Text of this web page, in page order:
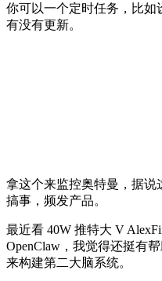
你可以一个定时任务，比如
有没有更新。
拿这个来监控奥特曼，据说
搞事，频发产品。
最近看 40W 推特大 V
OpenClaw，我觉得还挺有
来构建第二大脑系统。